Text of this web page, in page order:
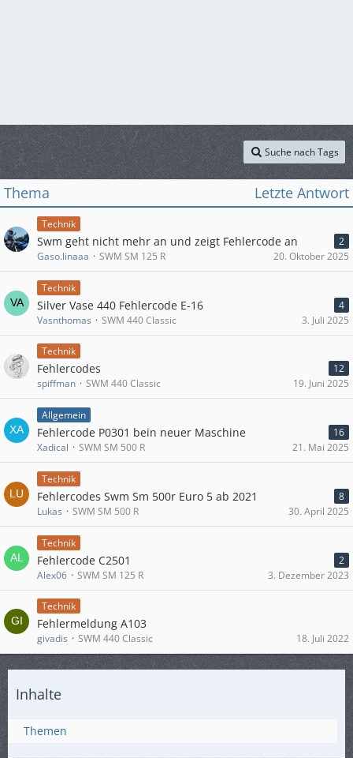
Suche nach Tags
Thema Letzte Antwort
Technik
Swm geht nicht mehr an und zeigt Fehlercode an
2
Gaso.linaaa
SWM SM 125 R 20. Oktober 2025
Technik
Silver Vase 440 Fehlercode E-16
4
Vasnthomas
SWM 440 Classic 3. Juli 2025
Technik
Fehlercodes
12
spiffman
SWM 440 Classic 19. Juni 2025
Allgemein
Fehlercode P0301 bein neuer Maschine
16
Xadical
SWM SM 500 R 21. Mai 2025
Technik
Fehlercodes Swm Sm 500r Euro 5 ab 2021
8
Lukas
SWM SM 500 R 30. April 2025
Technik
Fehlercode C2501
2
Alex06
SWM SM 125 R 3. Dezember 2023
Technik
Fehlermeldung A103
givadis SWM 440 Classic 18. Juli 2022
Inhalte
Themen